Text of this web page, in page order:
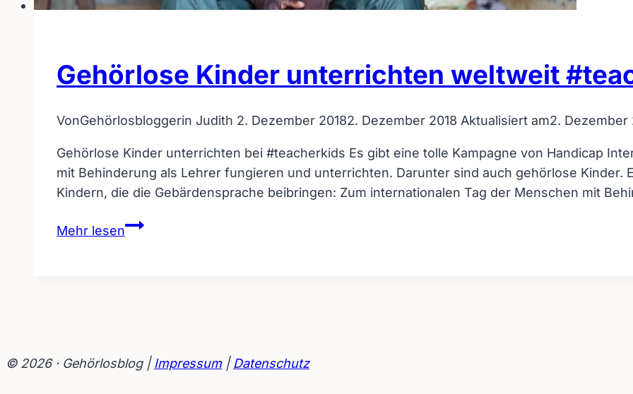
Gehörlose Kinder unterrichten weltweit
VonGehörlosbloggerin Judith 2. Dezember 20182. Dezember 2018 Aktualisiert am2. Dezember
Gehörlose Kinder unterrichten bei #teacherkids Es gibt eine tolle Kampagne von Handicap
mit Behinderung als Lehrer fungieren und unterrichten. Darunter sind auch gehörlose Kinder.
Kindern, die die Gebärdensprache beibringen: Zum internationalen Tag der Menschen mit
Mehr lesenGehörlose
© 2026 · Gehörlosblog | Impressum| Datenschutz